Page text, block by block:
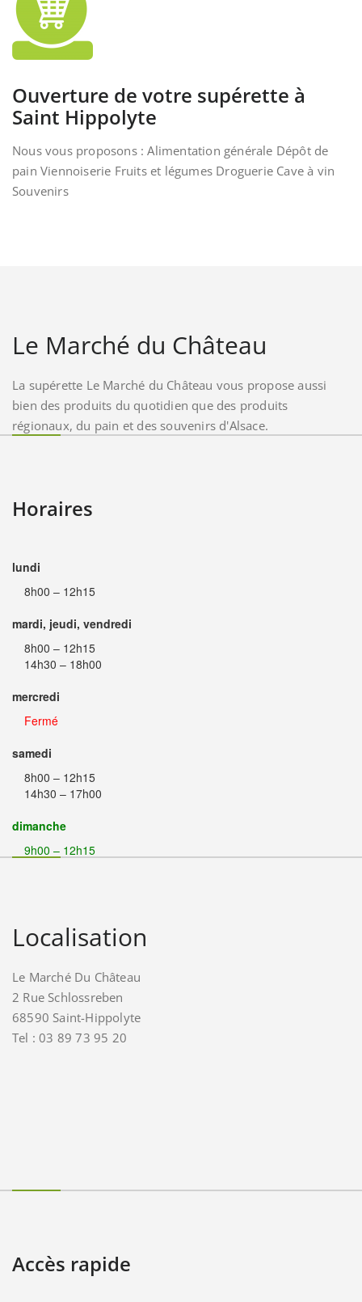
Ouverture de votre supérette à
Saint Hippolyte
Nous vous proposons : Alimentation générale Dépôt de
pain Viennoiserie Fruits et légumes Droguerie Cave à vin
Souvenirs
Le Marché du Château
La supérette Le Marché du Château vous propose aussi
bien des produits du quotidien que des produits
régionaux, du pain et des souvenirs d'Alsace.
Horaires
lundi
8h00 – 12h15
mardi, jeudi, vendredi
8h00 – 12h15
14h30 – 18h00
mercredi
Fermé
samedi
8h00 – 12h15
14h30 – 17h00
dimanche
9h00 – 12h15
Localisation
Le Marché Du Château
2 Rue Schlossreben
68590 Saint-Hippolyte
Tel : 03 89 73 95 20
Accès rapide